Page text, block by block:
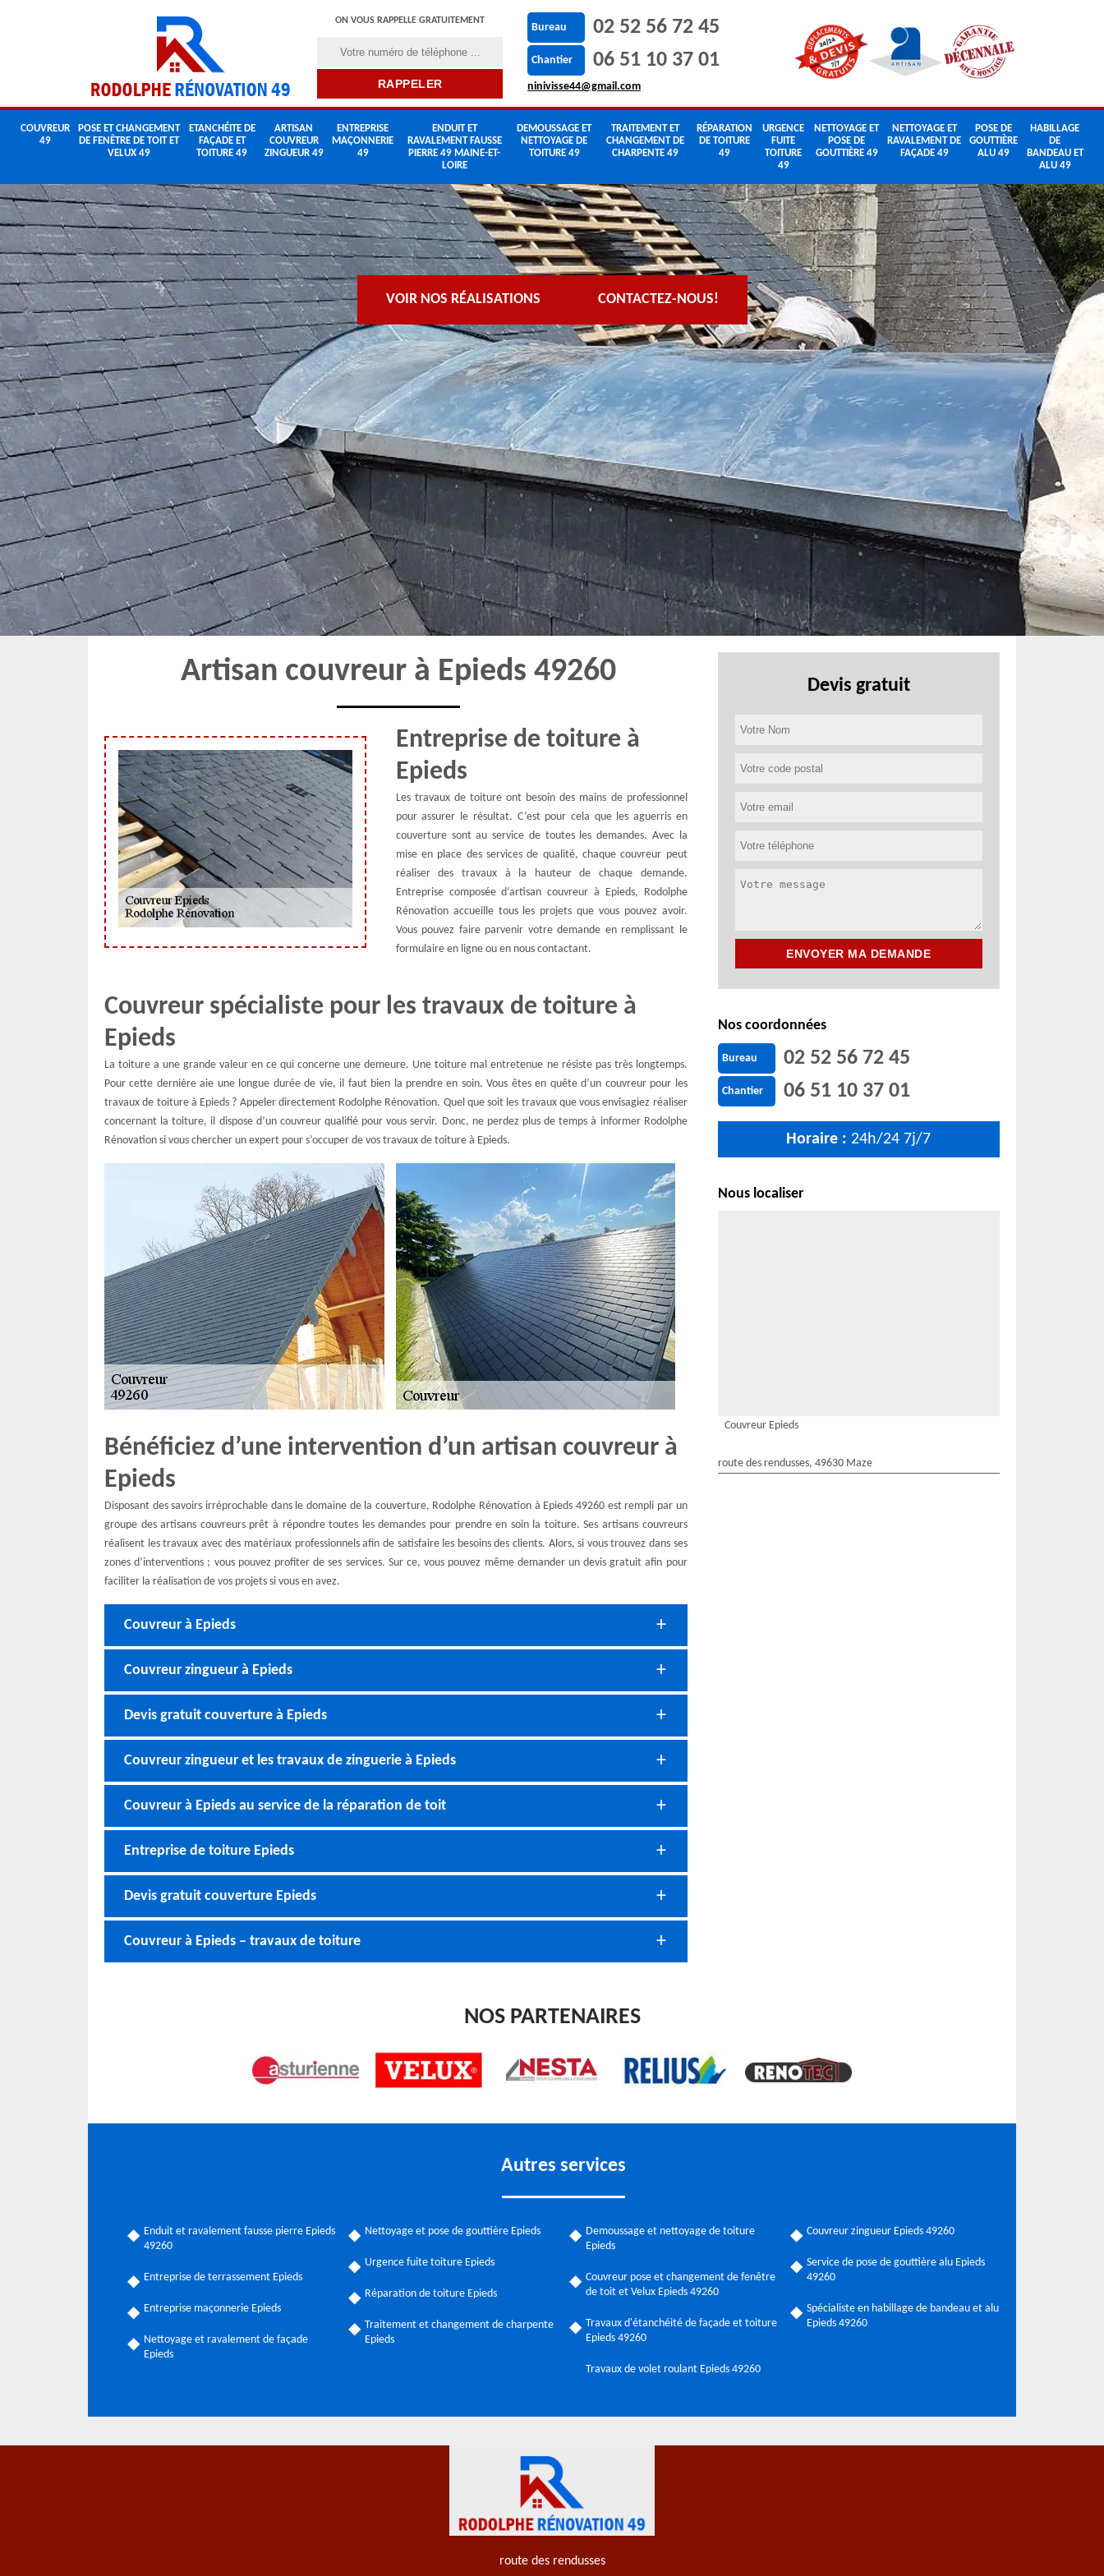
ON VOUS RAPPELLE GRATUITEMENT
Bureau 02 52 56 72 45
Chantier 06 51 10 37 01
ninivisse44@gmail.com
COUVREUR
49
POSE ET CHANGEMENT
DE FENÊTRE DE TOIT ET
VELUX 49
ETANCHÉITE DE
FAÇADE ET
TOITURE 49
ARTISAN
COUVREUR
ZINGUEUR 49
ENTREPRISE
MAÇONNERIE
49
ENDUIT ET
RAVALEMENT FAUSSE
PIERRE 49 MAINE-ET-
LOIRE
DEMOUSSAGE ET
NETTOYAGE DE
TOITURE 49
TRAITEMENT ET
CHANGEMENT DE
CHARPENTE 49
RÉPARATION
DE TOITURE
49
URGENCE
FUITE
TOITURE
49
NETTOYAGE ET
POSE DE
GOUTTIÈRE 49
NETTOYAGE ET
RAVALEMENT DE
FAÇADE 49
POSE DE
GOUTTIÈRE
ALU 49
HABILLAGE
DE
BANDEAU ET
ALU 49
VOIR NOS RÉALISATIONS CONTACTEZ-NOUS!
Artisan couvreur à Epieds 49260
Entreprise de toiture à
Epieds
Les travaux de toiture ont besoin des mains de professionnel
pour assurer le résultat. C’est pour cela que les aguerris en
couverture sont au service de toutes les demandes. Avec la
mise en place des services de qualité, chaque couvreur peut
réaliser des travaux à la hauteur de chaque demande.
Entreprise composée d’artisan couvreur à Epieds, Rodolphe
Rénovation accueille tous les projets que vous pouvez avoir.
Vous pouvez faire parvenir votre demande en remplissant le
formulaire en ligne ou en nous contactant.
Couvreur spécialiste pour les travaux de toiture à
Epieds
La toiture a une grande valeur en ce qui concerne une demeure. Une toiture mal entretenue ne résiste pas très longtemps.
Pour cette dernière aie une longue durée de vie, il faut bien la prendre en soin. Vous êtes en quête d’un couvreur pour les
travaux de toiture à Epieds ? Appeler directement Rodolphe Rénovation. Quel que soit les travaux que vous envisagiez réaliser
concernant la toiture, il dispose d’un couvreur qualifié pour vous servir. Donc, ne perdez plus de temps à informer Rodolphe
Rénovation si vous chercher un expert pour s’occuper de vos travaux de toiture à Epieds.
Bénéficiez d’une intervention d’un artisan couvreur à
Epieds
Disposant des savoirs irréprochable dans le domaine de la couverture, Rodolphe Rénovation à Epieds 49260 est rempli par un
groupe des artisans couvreurs prêt à répondre toutes les demandes pour prendre en soin la toiture. Ses artisans couvreurs
réalisent les travaux avec des matériaux professionnels afin de satisfaire les besoins des clients. Alors, si vous trouvez dans ses
zones d’interventions ; vous pouvez profiter de ses services. Sur ce, vous pouvez même demander un devis gratuit afin pour
faciliter la réalisation de vos projets si vous en avez.
Couvreur à Epieds
Couvreur zingueur à Epieds
Devis gratuit couverture à Epieds
Couvreur zingueur et les travaux de zinguerie à Epieds
Couvreur à Epieds au service de la réparation de toit
Entreprise de toiture Epieds
Devis gratuit couverture Epieds
Couvreur à Epieds – travaux de toiture
Devis gratuit
Nos coordonnées
Bureau 02 52 56 72 45
Chantier 06 51 10 37 01
Horaire : 24h/24 7j/7
Nous localiser
Couvreur Epieds
route des rendusses, 49630 Maze
NOS PARTENAIRES
Autres services
Enduit et ravalement fausse pierre Epieds
49260
Entreprise de terrassement Epieds
Entreprise maçonnerie Epieds
Nettoyage et ravalement de façade
Epieds
Nettoyage et pose de gouttière Epieds
Urgence fuite toiture Epieds
Réparation de toiture Epieds
Traitement et changement de charpente
Epieds
Demoussage et nettoyage de toiture
Epieds
Couvreur pose et changement de fenêtre
de toit et Velux Epieds 49260
Travaux d'étanchéité de façade et toiture
Epieds 49260
Travaux de volet roulant Epieds 49260
Couvreur zingueur Epieds 49260
Service de pose de gouttière alu Epieds
49260
Spécialiste en habillage de bandeau et alu
Epieds 49260
route des rendusses